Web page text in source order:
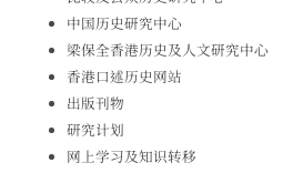
中国历史研究中心
梁保全香港历史及人文研究中心
香港口述历史网站
出版刊物
研究计划
网上学习及知识转移